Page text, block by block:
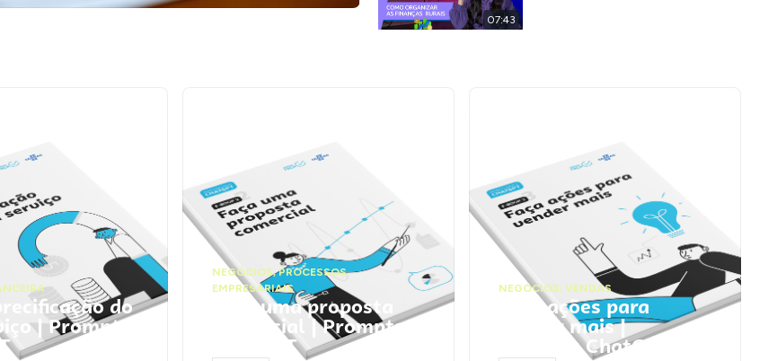
07:43
do
| Prompts
NEGÓCIOS,PROCESSOS
EMPRESARIAIS
Faça uma proposta
comercial | Prompts
ChatGPT
NEGÓCIOS, VENDAS
Faça ações para
vender mais |
Prompts ChatGPT